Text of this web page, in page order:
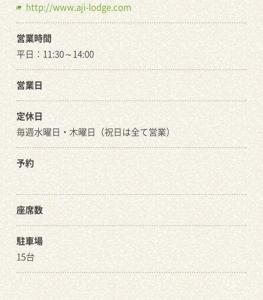
http://www.aji-lodge.com
営業時間
平日：11:30～14:00
営業日
定休日
毎週水曜日・木曜日（祝日は全て営業）
予約
座席数
駐車場
15台